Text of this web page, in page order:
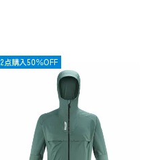
OUTLET
2点購入50％OFF